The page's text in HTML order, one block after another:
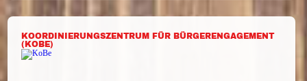
KOORDINIERUNGSZENTRUM FÜR BÜRGERENGAGEMENT
(KOBE)